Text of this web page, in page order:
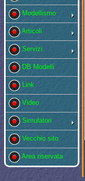
Modellismo
Articoli
Servizi
DB Modelli
Link
Video
Simulatori
Vecchio sito
Area riservata